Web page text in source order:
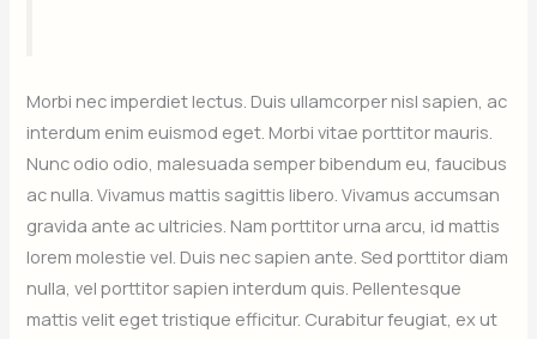
Morbi nec imperdiet lectus. Duis ullamcorper nisl sapien, ac
interdum enim euismod eget. Morbi vitae porttitor mauris.
Nunc odio odio, malesuada semper bibendum eu, faucibus
ac nulla. Vivamus mattis sagittis libero. Vivamus accumsan
gravida ante ac ultricies. Nam porttitor urna arcu, id mattis
lorem molestie vel. Duis nec sapien ante. Sed porttitor diam
nulla, vel porttitor sapien interdum quis. Pellentesque
mattis velit eget tristique efficitur. Curabitur feugiat, ex ut